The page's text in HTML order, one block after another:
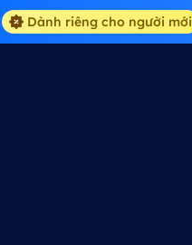
Dành riêng cho người mới